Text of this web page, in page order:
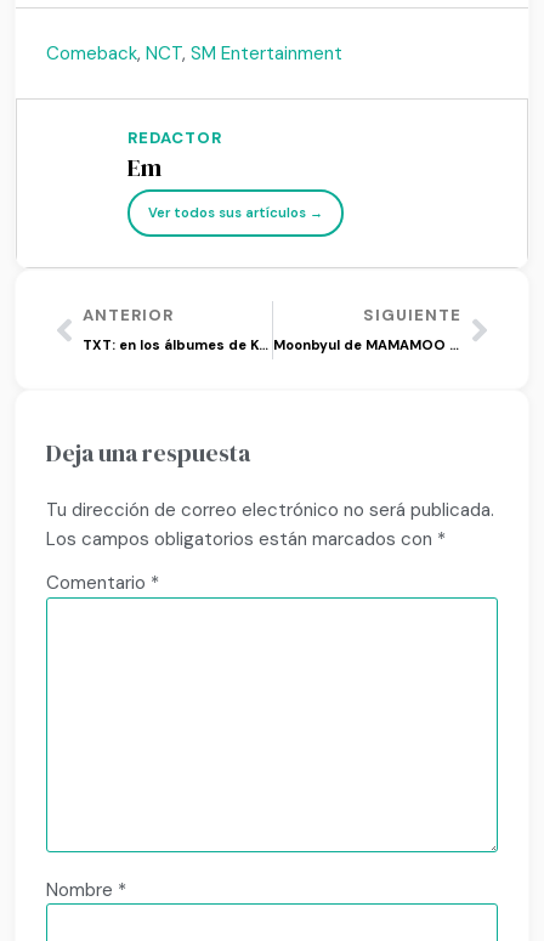
Comeback,NCT,SM Entertainment
REDACTOR
Em
Ver todos sus artículos →
ANTERIOR
TXT: en los álbumes de K-pop del 2021 de la revista Time
SIGUIENTE
Moonbyul de MAMAMOO revela ‘G999’ junto a Mirani
Deja una respuesta
Tu dirección de correo electrónico no será publicada.
Los campos obligatorios están marcados con *
Comentario *
Nombre *